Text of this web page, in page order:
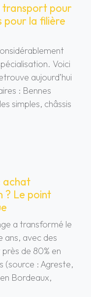
transport pour
pour la filière
Voici
aujourd’hui
: Bennes
simples, châssis
achat
? Le point
a transformé le
ans, avec des
de 80% en
(source : Agreste,
Bordeaux,